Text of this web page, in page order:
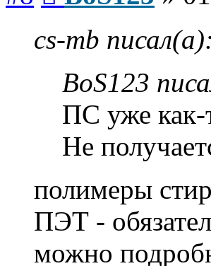
cs-mb писал(а):
BoS123
ПС уже как-
Не
полимеры
ПЭТ -
можно